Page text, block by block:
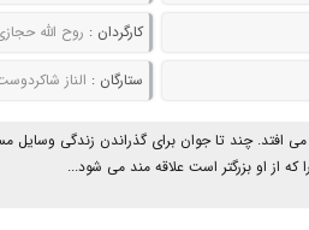
کارگردان : روح الله
ستارگان : الناز
می افتد. چند تا جوان برای گذراندن زندگی
که از او بزرگتر است علاقه مند می شود...